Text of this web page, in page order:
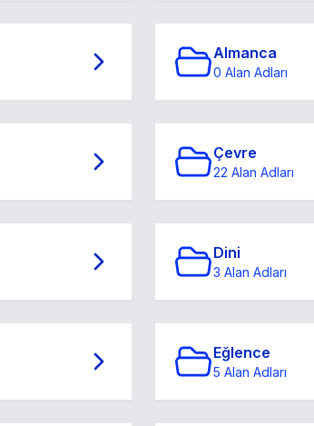
Almanca
0 Alan Adları
Çevre
22 Alan Adları
Dini
3 Alan Adları
Eğlence
5 Alan Adları